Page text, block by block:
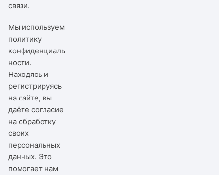
связи.
Мы используем
политику
конфиденциаль
ности.
Находясь и
регистрируясь
на сайте, вы
даёте согласие
на обработку
своих
персональных
данных. Это
помогает нам